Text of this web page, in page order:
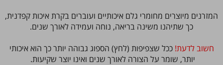
המזרנים מיוצרים מחומרי גלם איכותיים ועוברים בקרת איכות קפדנית,
כך שתיהנו משינה בריאה, נוחה ועמידה לאורך שנים.
חשוב לדעת! ככל שצפיפות (לחץ) הספוג גבוהה יותר כך הוא איכותי
יותר, שומר על הצורה לאורך שנים ואינו יוצר שקיעות.